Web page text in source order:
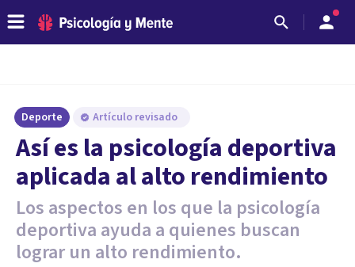
Deporte Artículo revisado
Así es la psicología deportiva
aplicada al alto rendimiento
Los aspectos en los que la psicología
deportiva ayuda a quienes buscan
lograr un alto rendimiento.